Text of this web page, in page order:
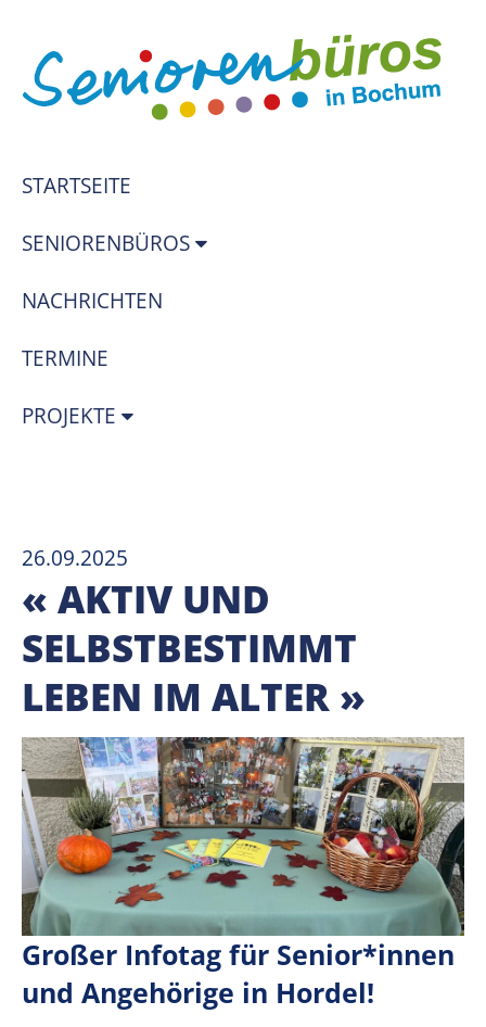
STARTSEITE
SENIORENBÜROS
NACHRICHTEN
TERMINE
PROJEKTE
26.09.2025
« AKTIV UND
SELBSTBESTIMMT
LEBEN IM ALTER »
Großer Infotag für Senior*innen
und Angehörige in Hordel!